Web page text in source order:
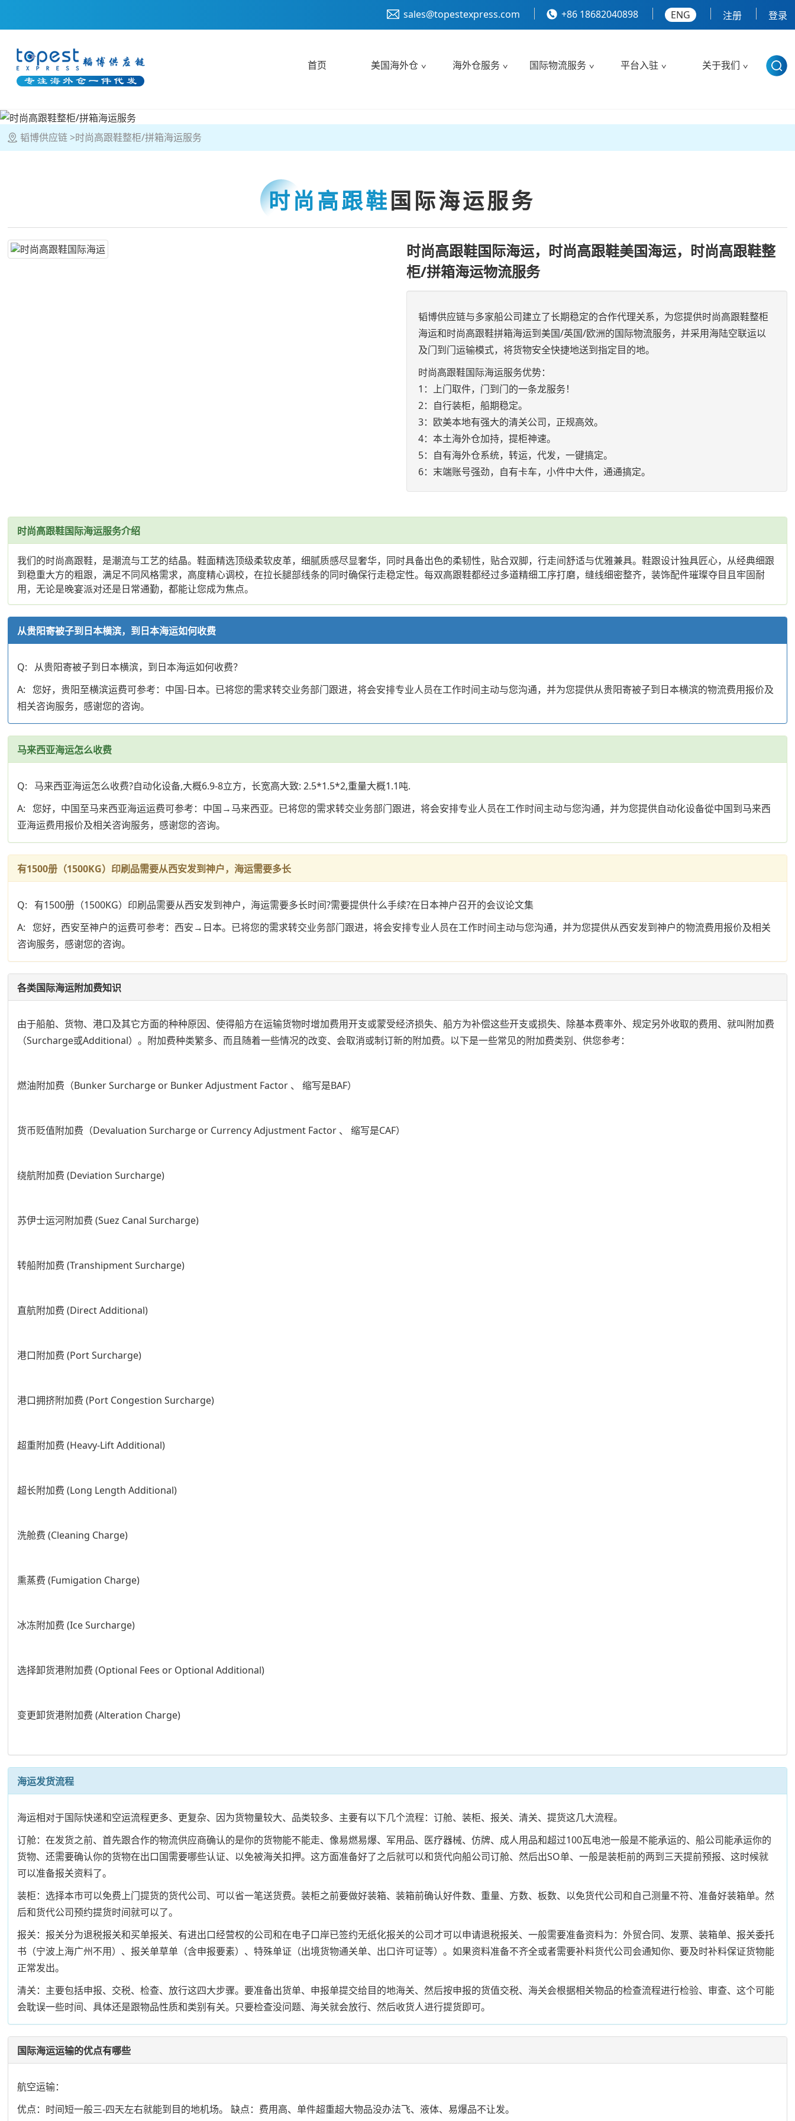
sales@topestexpress.com +86 18682040898 ENG 注册 登录
首页 美国海外仓 海外仓服务 国际物流服务 平台入驻 关于我们
韬博供应链 时尚高跟鞋整柜/拼箱海运服务
时尚高跟鞋 国际海运服务
时尚高跟鞋国际海运，时尚高跟鞋美国海运，时尚高跟鞋整
柜/拼箱海运物流服务
韬博供应链与多家船公司建立了长期稳定的合作代理关系，为您提供时尚高跟鞋整柜
海运和时尚高跟鞋拼箱海运到美国/英国/欧洲的国际物流服务，并采用海陆空联运以
及门到门运输模式，将货物安全快捷地送到指定目的地。
时尚高跟鞋国际海运服务优势：
1：上门取件，门到门的一条龙服务！
2：自行装柜，船期稳定。
3：欧美本地有强大的清关公司，正规高效。
4：本土海外仓加持，提柜神速。
5：自有海外仓系统，转运，代发，一键搞定。
6：末端账号强劲，自有卡车，小件中大件，通通搞定。
时尚高跟鞋国际海运服务介绍
我们的时尚高跟鞋，是潮流与工艺的结晶。鞋面精选顶级柔软皮革，细腻质感尽显奢华，同时具备出色的柔韧性，贴合双脚，行走间舒适与优雅兼具。鞋跟设计独具匠心，从经典细跟
到稳重大方的粗跟，满足不同风格需求，高度精心调校，在拉长腿部线条的同时确保行走稳定性。每双高跟鞋都经过多道精细工序打磨，缝线细密整齐，装饰配件璀璨夺目且牢固耐
用，无论是晚宴派对还是日常通勤，都能让您成为焦点。
从贵阳寄被子到日本横滨，到日本海运如何收费
Q: 从贵阳寄被子到日本横滨，到日本海运如何收费？
A: 您好，贵阳至横滨运费可参考：中国-日本。已将您的需求转交业务部门跟进，将会安排专业人员在工作时间主动与您沟通，并为您提供从贵阳寄被子到日本横滨的物流费用报价及
相关咨询服务，感谢您的咨询。
马来西亚海运怎么收费
Q: 马来西亚海运怎么收费?自动化设备,大概6.9-8立方，长宽高大致: 2.5*1.5*2,重量大概1.1吨.
A: 您好，中国至马来西亚海运运费可参考：中国→马来西亚。已将您的需求转交业务部门跟进，将会安排专业人员在工作时间主动与您沟通，并为您提供自动化设备從中国到马来西
亚海运费用报价及相关咨询服务，感谢您的咨询。
有1500册（1500KG）印刷品需要从西安发到神户，海运需要多长
Q: 有1500册（1500KG）印刷品需要从西安发到神户，海运需要多长时间?需要提供什么手续?在日本神户召开的会议论文集
A: 您好，西安至神户的运费可参考：西安→日本。已将您的需求转交业务部门跟进，将会安排专业人员在工作时间主动与您沟通，并为您提供从西安发到神户的物流费用报价及相关
咨询服务，感谢您的咨询。
各类国际海运附加费知识
由于船舶、货物、港口及其它方面的种种原因、使得船方在运输货物时增加费用开支或蒙受经济损失、船方为补偿这些开支或损失、除基本费率外、规定另外收取的费用、就叫附加费
（Surcharge或Additional）。附加费种类繁多、而且随着一些情况的改变、会取消或制订新的附加费。以下是一些常见的附加费类别、供您参考：
燃油附加费（Bunker Surcharge or Bunker Adjustment Factor 、 缩写是BAF）
货币贬值附加费（Devaluation Surcharge or Currency Adjustment Factor 、 缩写是CAF）
绕航附加费 (Deviation Surcharge)
苏伊士运河附加费 (Suez Canal Surcharge)
转船附加费 (Transhipment Surcharge)
直航附加费 (Direct Additional)
港口附加费 (Port Surcharge)
港口拥挤附加费 (Port Congestion Surcharge)
超重附加费 (Heavy-Lift Additional)
超长附加费 (Long Length Additional)
洗舱费 (Cleaning Charge)
熏蒸费 (Fumigation Charge)
冰冻附加费 (Ice Surcharge)
选择卸货港附加费 (Optional Fees or Optional Additional)
变更卸货港附加费 (Alteration Charge)
海运发货流程
海运相对于国际快递和空运流程更多、更复杂、因为货物量较大、品类较多、主要有以下几个流程：订舱、装柜、报关、清关、提货这几大流程。
订舱：在发货之前、首先跟合作的物流供应商确认的是你的货物能不能走、像易燃易爆、军用品、医疗器械、仿牌、成人用品和超过100瓦电池一般是不能承运的、船公司能承运你的
货物、还需要确认你的货物在出口国需要哪些认证、以免被海关扣押。这方面准备好了之后就可以和货代向船公司订舱、然后出SO单、一般是装柜前的两到三天提前预报、这时候就
可以准备报关资料了。
装柜：选择本市可以免费上门提货的货代公司、可以省一笔送货费。装柜之前要做好装箱、装箱前确认好件数、重量、方数、板数、以免货代公司和自己测量不符、准备好装箱单。然
后和货代公司预约提货时间就可以了。
报关：报关分为退税报关和买单报关、有进出口经营权的公司和在电子口岸已签约无纸化报关的公司才可以申请退税报关、一般需要准备资料为：外贸合同、发票、装箱单、报关委托
书（宁波上海广州不用）、报关单草单（含申报要素）、特殊单证（出境货物通关单、出口许可证等）。如果资料准备不齐全或者需要补料货代公司会通知你、要及时补料保证货物能
正常发出。
清关：主要包括申报、交税、检查、放行这四大步骤。要准备出货单、申报单提交给目的地海关、然后按申报的货值交税、海关会根据相关物品的检查流程进行检验、审查、这个可能
会耽误一些时间、具体还是跟物品性质和类别有关。只要检查没问题、海关就会放行、然后收货人进行提货即可。
国际海运运输的优点有哪些
航空运输：
优点：时间短一般三-四天左右就能到目的地机场。 缺点：费用高、单件超重超大物品没办法飞、液体、易爆品不让发。